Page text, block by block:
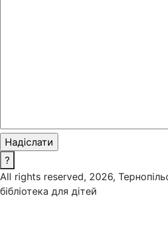
?
All rights reserved, 2026,
бібліотека для дітей